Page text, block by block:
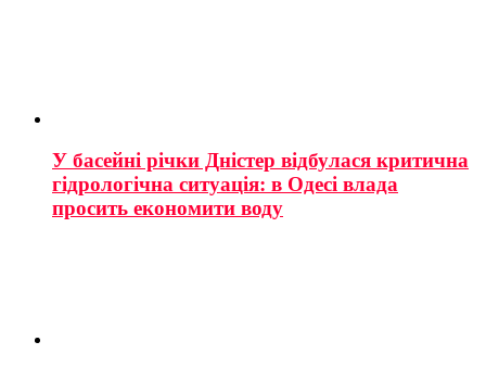
У басейні річки Дністер відбулася критична
гідрологічна ситуація: в Одесі влада
просить економити воду